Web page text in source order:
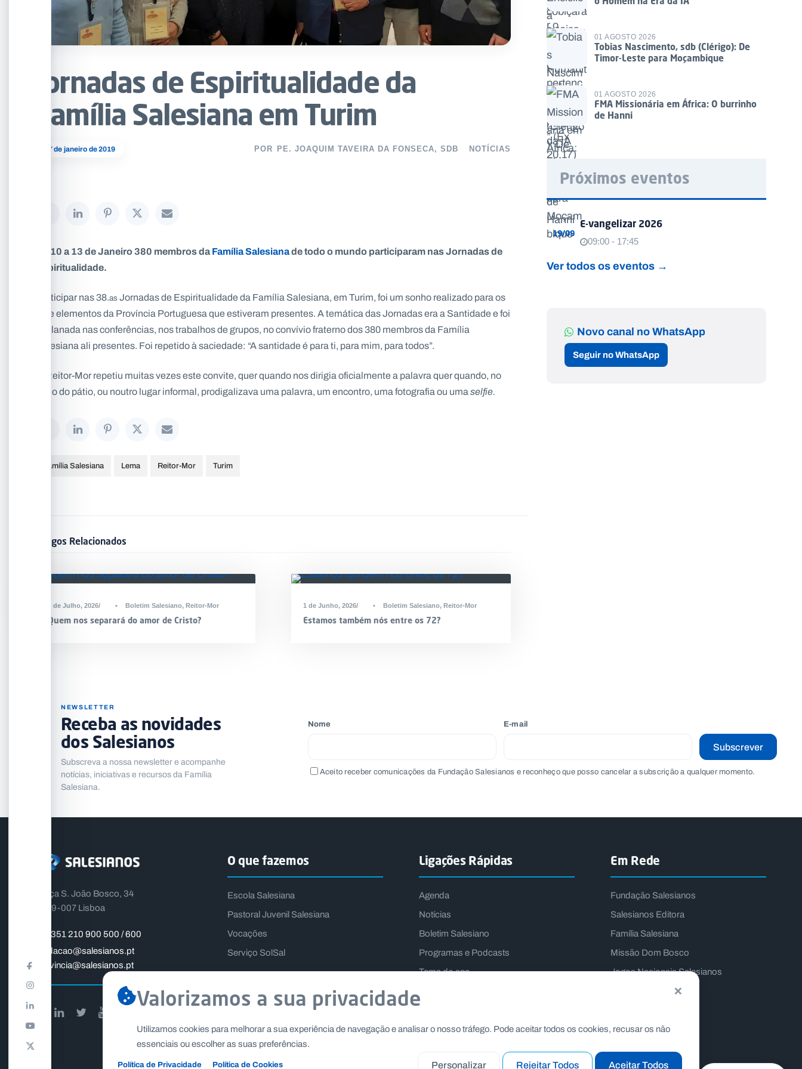
17 de janeiro de 2019
Jornadas de Espiritualidade da
Família Salesiana em Turim
POR PE. JOAQUIM TAVEIRA DA FONSECA, SDB NOTÍCIAS
De 10 a 13 de Janeiro 380 membros daFamília Salesianade todo o mundo participaram nas Jornadas de
Espiritualidade.
Participar nas 38.asJornadas de Espiritualidade da Família Salesiana, em Turim, foi um sonho realizado para os
sete elementos da Província Portuguesa que estiveram presentes. A temática das Jornadas era a Santidade e foi
explanada nas conferências, nos trabalhos de grupos, no convívio fraterno dos 380 membros da Família
Salesiana ali presentes. Foi repetido à saciedade: “A santidade é para ti, para mim, para todos”.
O Reitor-Mor repetiu muitas vezes este convite, quer quando nos dirigia oficialmente a palavra quer quando, no
meio do pátio, ou noutro lugar informal, prodigalizava uma palavra, um encontro, uma fotografia ou umaselfie.
Família Salesiana Lema Reitor-Mor Turim
Artigos Relacionados
2 de Julho, 2026 • Boletim Salesiano, Reitor-Mor
Quem nos separará do amor de Cristo?
1 de Junho, 2026 • Boletim Salesiano, Reitor-Mor
Estamos também nós entre os 72?
01 AGOSTO 2026
Tobias Nascimento, sdb (Clérigo): De
Timor-Leste para Moçambique
01 AGOSTO 2026
FMA Missionária em África: O burrinho
de Hanni
Próximos eventos
19/09
E-vangelizar 2026
09:00 - 17:45
Ver todos os eventos →
Novo canal no WhatsApp
Seguir no WhatsApp
NEWSLETTER
Receba as novidades
dos Salesianos
Subscreva a nossa newsletter e acompanhe
notícias, iniciativas e recursos da Família
Salesiana.
Nome E-mail
Aceito receber comunicações da Fundação Salesianos e reconheço que posso cancelar a subscrição a qualquer momento.
Subscrever
Praça S. João Bosco, 34
1399-007 Lisboa
+351 210 900 500 / 600
fundacao@salesianos.pt
provincia@salesianos.pt
O que fazemos
Escola Salesiana
Pastoral Juvenil Salesiana
Vocações
Serviço SolSal
Ligações Rápidas
Agenda
Notícias
Boletim Salesiano
Programas e Podcasts
Tema do ano
Em Rede
Fundação Salesianos
Salesianos Editora
Família Salesiana
Missão Dom Bosco
Jogos Nacionais Salesianos
×
Valorizamos a sua privacidade
Utilizamos cookies para melhorar a sua experiência de navegação e analisar o nosso tráfego. Pode aceitar todos os cookies, recusar os não
essenciais ou escolher as suas preferências.
Política de Privacidade Política de Cookies Personalizar Rejeitar Todos Aceitar Todos